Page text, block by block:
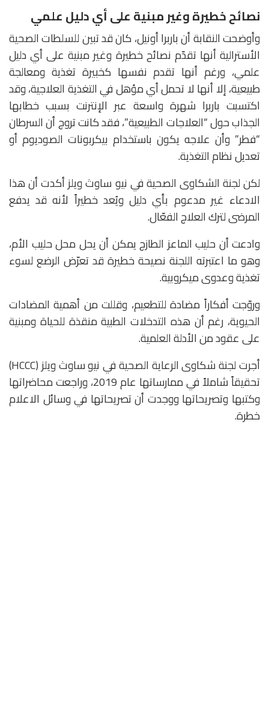
نصائح خطيرة وغير مبنية على أي دليل علمي
وأوضحت النقابة أن باربرا أونيل، كان قد تبين للسلطات الصحية
الأسترالية أنها تقدّم نصائح خطيرة وغير مبنية على أي دليل
علمي، ورغم أنها تقدم نفسها كخبيرة تغذية ومعالجة
طبيعية، إلا أنها لا تحمل أي مؤهل في التغذية العلاجية، وقد
اكتسبت باربرا شهرة واسعة عبر الإنترنت بسبب خطابها
الجذاب حول “العلاجات الطبيعية”، فقد كانت تروج أن السرطان
“فطر” وأن علاجه يكون باستخدام بيكربونات الصوديوم أو
تعديل نظام التغذية.
لكن لجنة الشكاوى الصحية في نيو ساوث ويلز أكدت أن هذا
الادعاء غير مدعوم بأي دليل ويُعد خطيراً لأنه قد يدفع
المرضى لترك العلاج الفعّال.
وادعت أن حليب الماعز الطازج يمكن أن يحل محل حليب الأم،
وهو ما اعتبرته اللجنة نصيحة خطيرة قد تعرّض الرضع لسوء
تغذية وعدوى ميكروبية.
وروّجت أفكاراً مضادة للتطعيم، وقللت من أهمية المضادات
الحيوية، رغم أن هذه التدخلات الطبية منقذة للحياة ومبنية
على عقود من الأدلة العلمية.
أجرت لجنة شكاوى الرعاية الصحية في نيو ساوث ويلز (HCCC)
تحقيقاً شاملاً في ممارساتها عام 2019، وراجعت محاضراتها
وكتبها وتصريحاتها ووجدت أن تصريحاتها في وسائل الاعلام
خطرة.